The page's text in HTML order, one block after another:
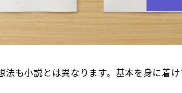
も小説とは異なります。基本を身に着